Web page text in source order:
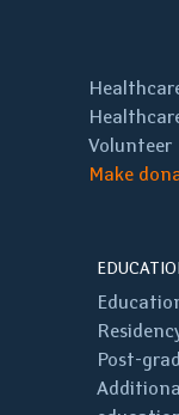
Volunteer
Make
Post-